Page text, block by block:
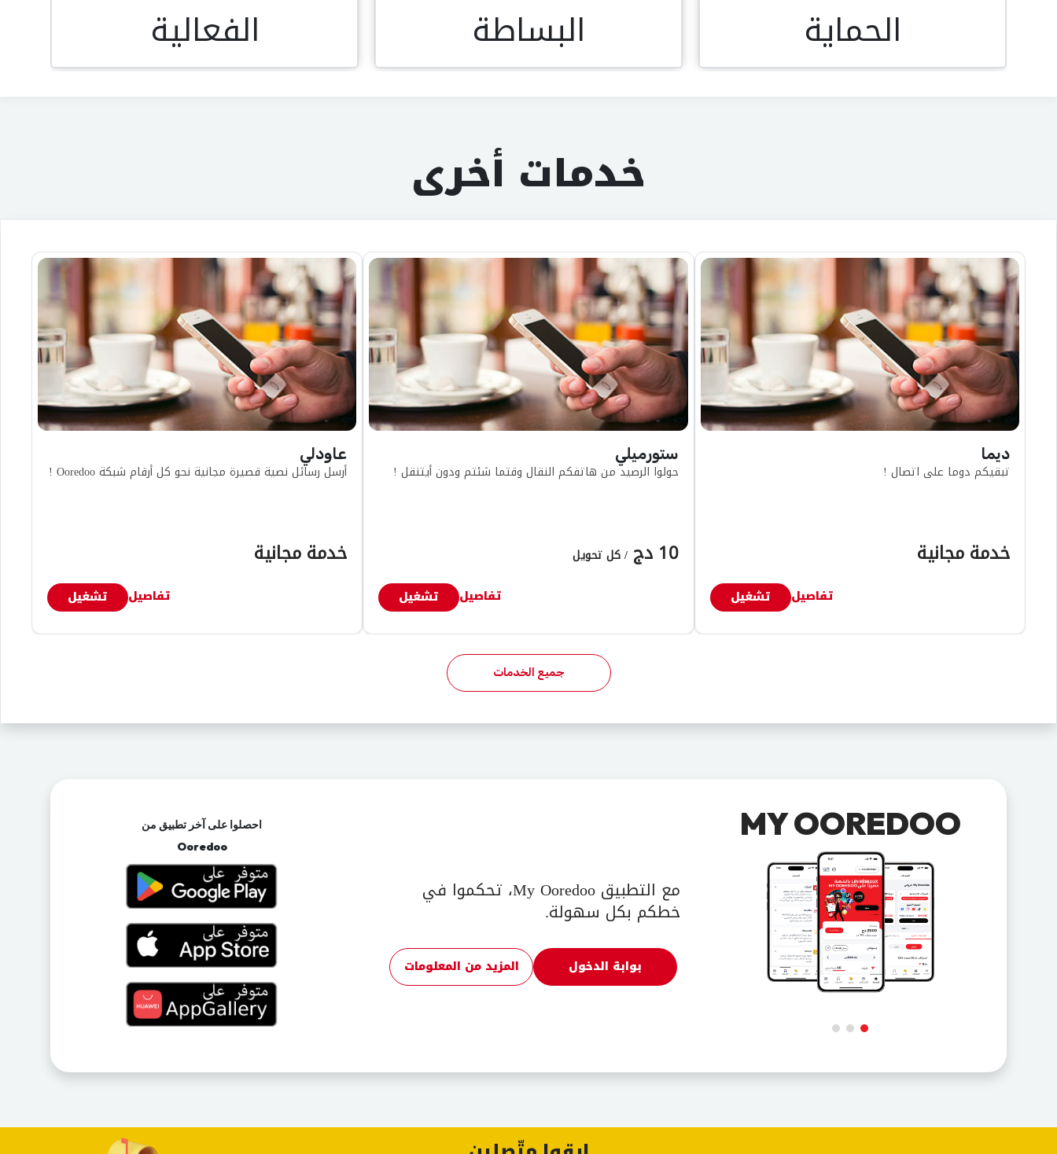
الحماية البساطة الفعالية
خدمات أخرى
ديما
تبقيكم دوما على اتصال !
خدمة مجانية
تفاصيل تشغيل
ستورميلي
حولوا الرصيد من هاتفكم النقال وقتما شئتم ودون أيتنقل !
10 دج
/ كل تحويل
تفاصيل
تشغيل
عاودلي
أرسل رسائل نصية قصيرة مجانية نحو كل أرقام شبكة Ooredoo !
خدمة مجانية
تفاصيل تشغيل
جميع الخدمات
MY OOREDOO
مع التطبيق My Ooredoo، تحكموا في
خطكم بكل سهولة.
بوابة الدخول المزيد من المعلومات
احصلوا على آخر تطبيق من
Ooredoo